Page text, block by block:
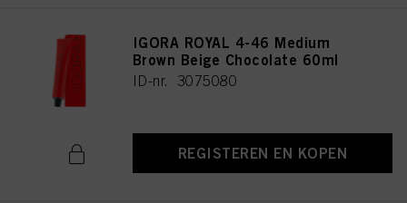
IGORA ROYAL 4-46 Medium
Brown Beige Chocolate 60ml
ID-nr. 3075080
REGISTEREN EN KOPEN